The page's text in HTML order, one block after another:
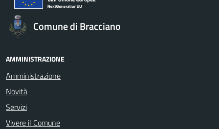
Comune di Bracciano
AMMINISTRAZIONE
Amministrazione
Novità
Servizi
Vivere il Comune